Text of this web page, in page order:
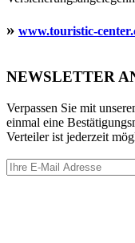
» www.touristic-
NEWSLETTER
Verpassen Sie mit
einmal eine
Verteiler ist jederzeit